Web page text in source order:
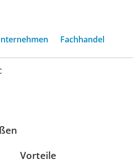
Fachhandel
Vorteile